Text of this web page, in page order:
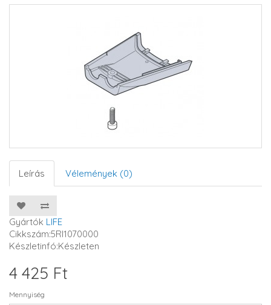
Leírás Vélemények (0)
Gyártók LIFE
Cikkszám:5RI1070000
Készletinfó:Készleten
4 425 Ft
Mennyiség